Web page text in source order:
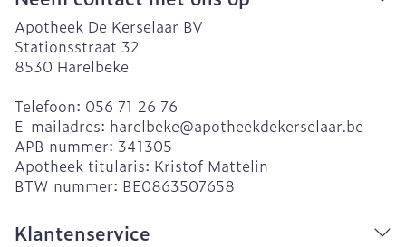
Apotheek De Kerselaar BV
Stationsstraat 32
8530 Harelbeke
Telefoon: 056 71 26 76
E-mailadres: harelbeke@apotheekdekerselaar.be
APB nummer: 341305
Apotheek titularis: Kristof Mattelin
BTW nummer: BE0863507658
Klantenservice